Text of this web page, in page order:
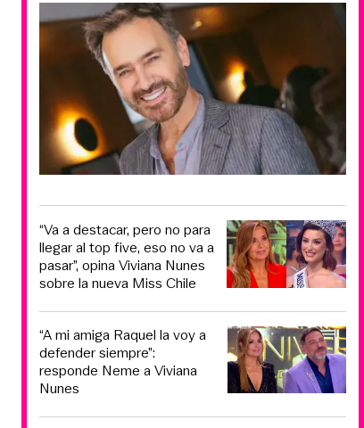
“Va a destacar, pero no para
llegar al top five, eso no va a
pasar”, opina Viviana Nunes
sobre la nueva Miss Chile
“A mi amiga Raquel la voy a
defender siempre”:
responde Neme a Viviana
Nunes